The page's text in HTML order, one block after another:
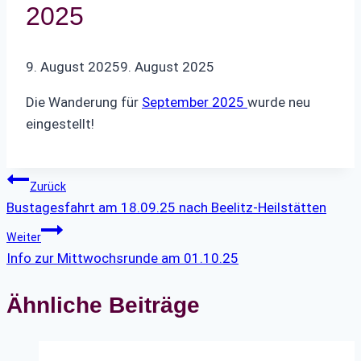
2025
9. August 20259. August 2025
Die Wanderung für September 2025 wurde neu
eingestellt!
Beitragsnavigation
Zurück
Bustagesfahrt am 18.09.25 nach Beelitz-Heilstätten
Weiter
Info zur Mittwochsrunde am 01.10.25
Ähnliche Beiträge